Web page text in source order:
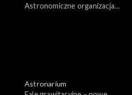
Astronomiczne organizacja
Astronarium